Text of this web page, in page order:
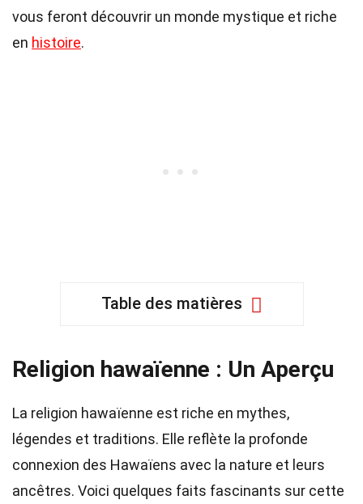
vous feront découvrir un monde mystique et riche
en histoire.
Table des matières
Religion hawaïenne : Un Aperçu
La religion hawaïenne est riche en mythes,
légendes et traditions. Elle reflète la profonde
connexion des Hawaïens avec la nature et leurs
ancêtres. Voici quelques faits fascinants sur cette